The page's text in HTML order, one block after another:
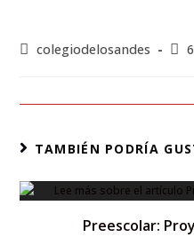
colegiodelosandes
TAMBIÉN PODRÍA
Preescolar: